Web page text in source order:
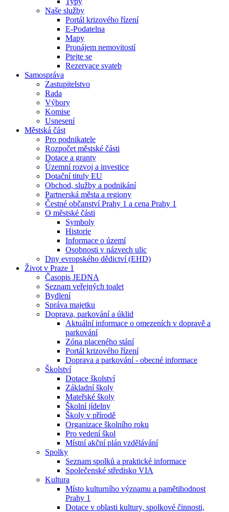
Naše služby
Portál krizového řízení
E-Podatelna
Mapy
Pronájem nemovitostí
Ptejte se
Rezervace svateb
Samospráva
Zastupitelstvo
Rada
Výbory
Komise
Usnesení
Městská část
Pro podnikatele
Rozpočet městské části
Dotace a granty
Územní rozvoj a investice
Dotační tituly EU
Obchod, služby a podnikání
Partnerská města a regiony
Čestné občanství Prahy 1 a cena Prahy 1
O městské části
Symboly
Historie
Informace o území
Osobnosti v názvech ulic
Dny evropského dědictví (EHD)
Život v Praze 1
Časopis JEDNA
Seznam veřejných toalet
Bydlení
Správa majetku
Doprava, parkování a úklid
Aktuální informace o omezeních v dopravě a
parkování
Zóna placeného stání
Portál krizového řízení
Doprava a parkování - obecné informace
Školství
Dotace školství
Základní školy
Mateřské školy
Školní jídelny
Školy v přírodě
Organizace školního roku
Pro vedení škol
Místní akční plán vzdělávání
Spolky
Seznam spolků a praktické informace
Společenské středisko VIA
Kultura
Místo kulturního významu a pamětihodnost
Prahy 1
Dotace v oblasti kultury, spolkové činnosti,